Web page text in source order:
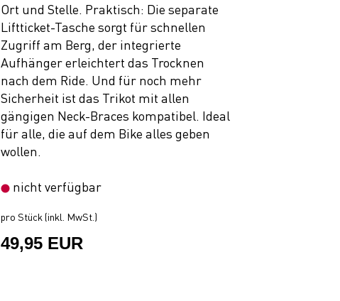
Ort und Stelle. Praktisch: Die separate
Liftticket-Tasche sorgt für schnellen
Zugriff am Berg, der integrierte
Aufhänger erleichtert das Trocknen
nach dem Ride. Und für noch mehr
Sicherheit ist das Trikot mit allen
gängigen Neck-Braces kompatibel. Ideal
für alle, die auf dem Bike alles geben
wollen.
nicht verfügbar
pro Stück (inkl. MwSt.)
49,95 EUR